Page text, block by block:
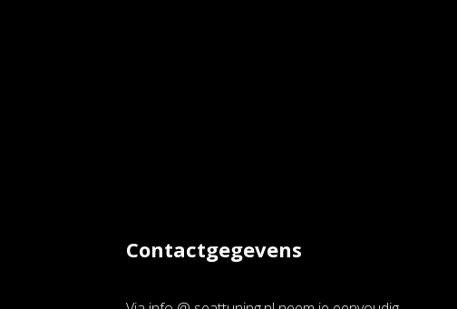
Contactgegevens